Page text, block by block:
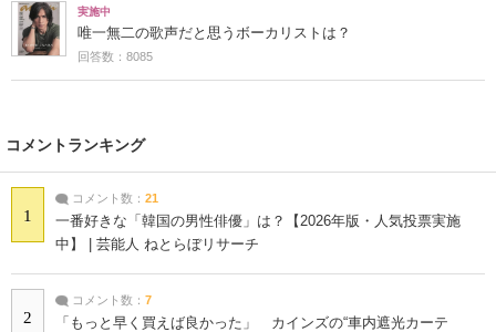
実施中
唯一無二の歌声だと思うボーカリストは？
回答数：8085
コメントランキング
1
コメント数： 21
一番好きな「韓国の男性俳優」は？【2026年版・人気投票実施
中】 | 芸能人 ねとらぼリサーチ
2
コメント数： 7
「もっと早く買えば良かった」 カインズの“車内遮光カーテ